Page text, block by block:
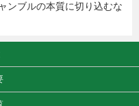
ンブルの本質に切り込むな